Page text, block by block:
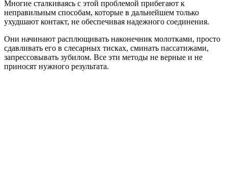
Многие сталкиваясь с этой проблемой прибегают к
неправильным способам, которые в дальнейшем только
ухудшают контакт, не обеспечивая надежного соединения.
Они начинают расплющивать наконечник молотками, просто
сдавливать его в слесарных тисках, сминать пассатижами,
запрессовывать зубилом. Все эти методы не верные и не
приносят нужного результата.